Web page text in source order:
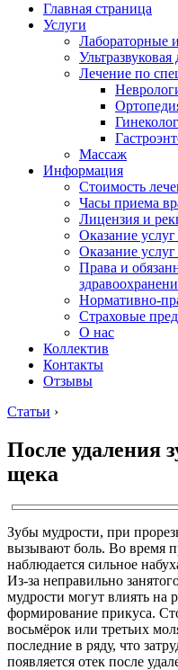
Главная страница
Услуги
Лабораторные
Лечение по
Массаж
Информация
Стоимость
Часы приема
Лицензия и
Оказание
Оказание
Права и
Нормативно-
Страховые
О нас
Коллектив
Контакты
Отзывы
Статьи ›
После удаления
щека
Зубы мудрости, при
вызывают боль. Во время
наблюдается сильное
Из-за неправильно
мудрости могут влиять на
формирование прикуса.
восьмёрок или третьих
последние в ряду, что
появляется отек после